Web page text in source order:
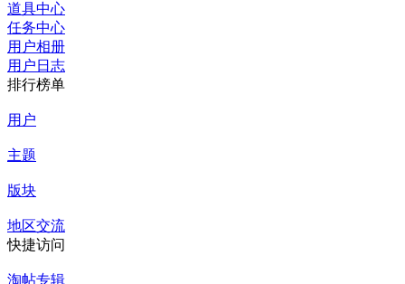
道具中心
任务中心
用户相册
用户日志
排行榜单
用户
主题
版块
地区交流
快捷访问
淘帖专辑